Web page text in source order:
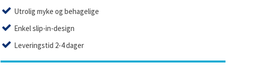
Utrolig myke og behagelige
Enkel slip-in-design
Leveringstid 2-4 dager